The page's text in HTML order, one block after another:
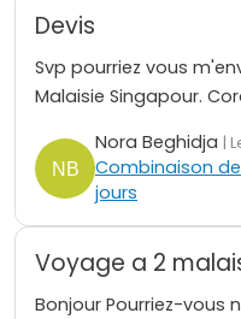
Devis
Svp pourriez vous
Malaisie Singapour.
Nora Beghidja |
Combinaison
jours
Voyage a 2
Bonjour Pourriez-vous